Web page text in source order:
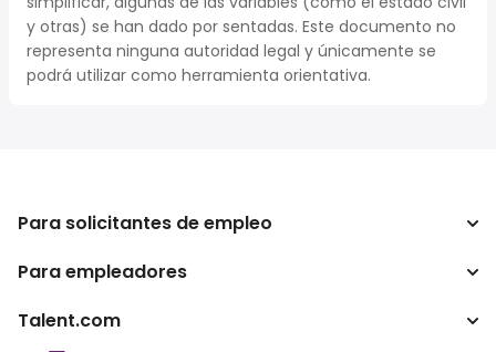
y otras) se han dado por sentadas. Este documento no
representa ninguna autoridad legal y únicamente se
podrá utilizar como herramienta orientativa.
Para solicitantes de empleo
Buscador de trabajo
Para empleadores
Empresa
Talent.com